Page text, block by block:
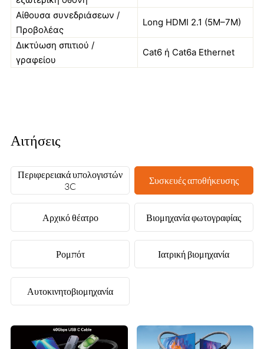
Αίθουσα συνεδριάσεων /
Προβολέας
Long HDMI 2.1 (5M–7M)
Δικτύωση σπιτιού /
γραφείου
Cat6 ή Cat6a Ethernet
Αιτήσεις
Περιφερειακά υπολογιστών
3C
Συσκευές αποθήκευσης
Αρχικό θέατρο Βιομηχανία φωτογραφίας
Ρομπότ Ιατρική βιομηχανία
Αυτοκινητοβιομηχανία